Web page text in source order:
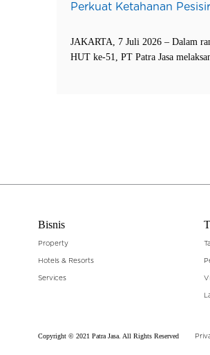
Perkuat Ketahanan Pesisir
JAKARTA, 7 Juli 2026 – Dalam
HUT ke-51, PT Patra Jasa
Bisnis
Property
Hotels & Resorts
Services
Copyright © 2021 Patra Jasa. All Rights Reserved